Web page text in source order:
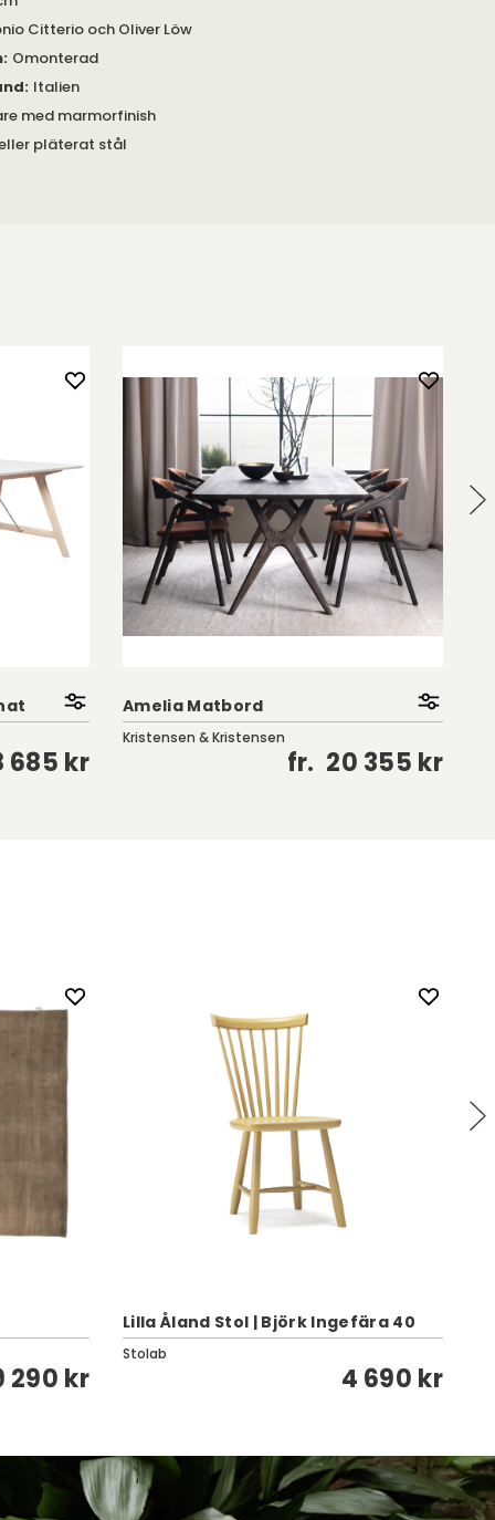
Citterio och Oliver Löw
: Omonterad
: Italien
med marmorfinish
pläterat stål
685 kr
Amelia Matbord
Kristensen & Kristensen
fr. 20 355 kr
290 kr
Lilla Åland Stol | Björk Ingefära 40
Stolab
4 690 kr